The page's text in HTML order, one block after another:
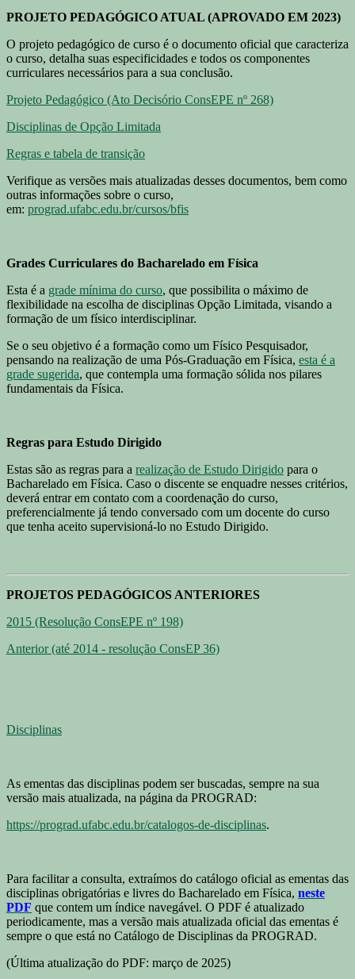
PROJETO PEDAGÓGICO ATUAL (APROVADO EM 2023)
O projeto pedagógico de curso é o documento oficial que caracteriza
o curso, detalha suas especificidades e todos os componentes
curriculares necessários para a sua conclusão.
Projeto Pedagógico (Ato Decisório ConsEPE nº 268)
Disciplinas de Opção Limitada
Regras e tabela de transição
Verifique as versões mais atualizadas desses documentos, bem como
outras informações sobre o curso,
em: prograd.ufabc.edu.br/cursos/bfis
Grades Curriculares do Bacharelado em Física
Esta é a grade mínima do curso, que possibilita o máximo de
flexibilidade na escolha de disciplinas Opção Limitada, visando a
formação de um físico interdisciplinar.
Se o seu objetivo é a formação como um Físico Pesquisador,
pensando na realização de uma Pós-Graduação em Física, esta é a
grade sugerida, que contempla uma formação sólida nos pilares
fundamentais da Física.
Regras para Estudo Dirigido
Estas são as regras para a realização de Estudo Dirigido para o
Bacharelado em Física. Caso o discente se enquadre nesses critérios,
deverá entrar em contato com a coordenação do curso,
preferencialmente já tendo conversado com um docente do curso
que tenha aceito supervisioná-lo no Estudo Dirigido.
PROJETOS PEDAGÓGICOS ANTERIORES
2015 (Resolução ConsEPE nº 198)
Anterior (até 2014 - resolução ConsEP 36)
Disciplinas
As ementas das disciplinas podem ser buscadas, sempre na sua
versão mais atualizada, na página da PROGRAD:
https://prograd.ufabc.edu.br/catalogos-de-disciplinas.
Para facilitar a consulta, extraímos do catálogo oficial as ementas das
disciplinas obrigatórias e livres do Bacharelado em Física, neste
PDF que contem um índice navegável. O PDF é atualizado
periodicamente, mas a versão mais atualizada oficial das ementas é
sempre o que está no Catálogo de Disciplinas da PROGRAD.
(Última atualização do PDF: março de 2025)